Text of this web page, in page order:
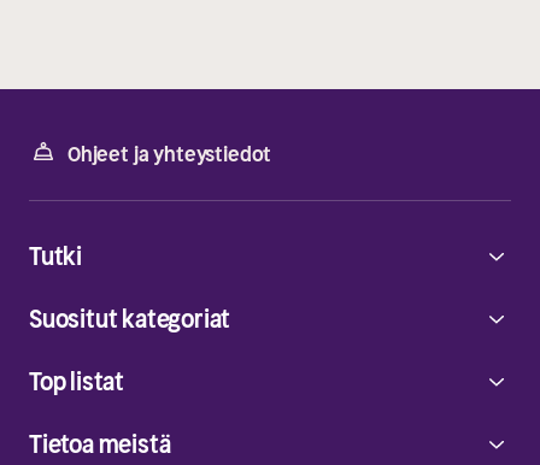
Ohjeet ja yhteystiedot
Tietoa meistä
Tutki
Suositut kategoriat
Top listat